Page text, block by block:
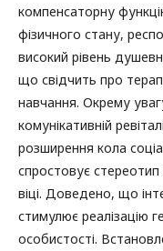
компенсаторну
фізичного стану,
високий рівень
що свідчить про
навчання. Окрему
комунікативній
розширення кола
спростовує
віці. Доведено, що
стимулює реалізацію
особистості.